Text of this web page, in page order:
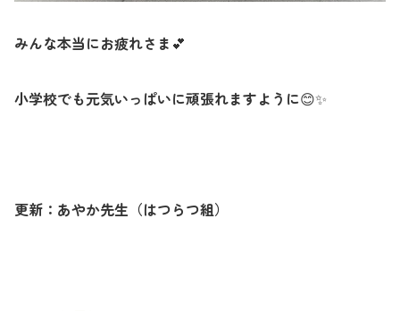
みんな本当にお疲れさま 💕
小学校でも元気いっぱいに頑張れますように😊✨
更新：あやか先生（はつらつ組）